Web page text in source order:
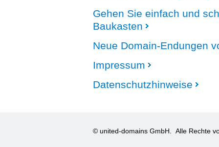
Gehen Sie einfach und
Baukasten
Neue Domain-Endungen
Impressum
Datenschutzhinweise
© united-domains GmbH. Alle Rechte